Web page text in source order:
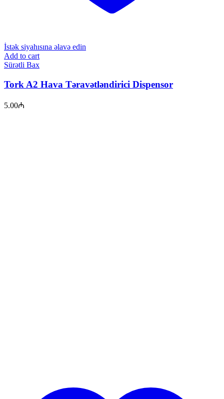
İstək siyahısına əlavə edin
Add to cart
Sürətli Bax
Tork A2 Hava Təravətləndirici Dispensor
5.00₼